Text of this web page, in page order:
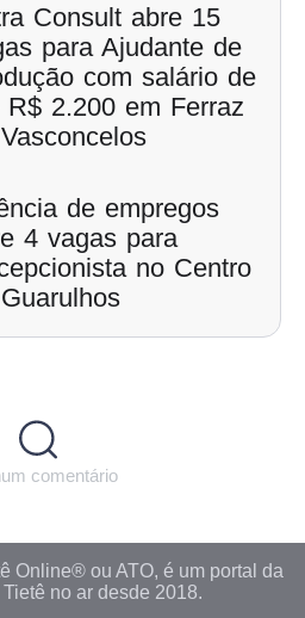
Consult abre 15
para Ajudante de
com salário de
R$ 2.200 em Ferraz
de empregos
4 vagas para
no Centro
comentário
Online® ou ATO, é um portal da
no ar desde 2018.